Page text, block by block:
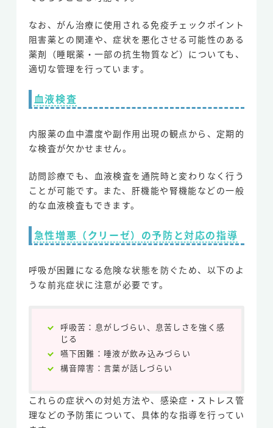
なお、がん治療に使用される免疫チェックポイント
阻害薬との関連や、症状を悪化させる可能性のある
薬剤（睡眠薬・一部の抗生物質など）についても、
適切な管理を行っています。
血液検査
内服薬の血中濃度や副作用出現の観点から、定期的
な検査が欠かせません。
訪問診療でも、血液検査を通院時と変わりなく行う
ことが可能です。また、肝機能や腎機能などの一般
的な血液検査もできます。
急性増悪（クリーゼ）の予防と対応の指導
呼吸が困難になる危険な状態を防ぐため、以下のよ
うな前兆症状に注意が必要です。
呼吸苦：息がしづらい、息苦しさを強く感
じる
嚥下困難：唾液が飲み込みづらい
構音障害：言葉が話しづらい
これらの症状への対処方法や、感染症・ストレス管
理などの予防策について、具体的な指導を行ってい